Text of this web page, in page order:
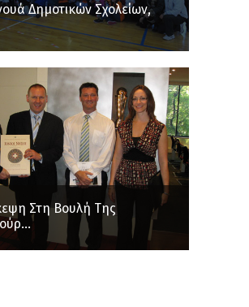
Δημοτικών Σχολείων,
Στη Βουλή Της